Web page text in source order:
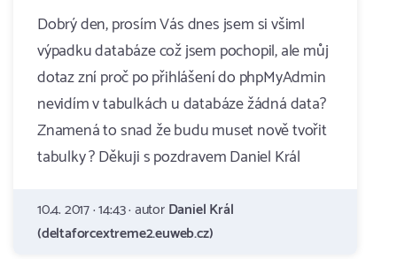
Dobrý den, prosím Vás dnes jsem si všiml
výpadku databáze což jsem pochopil, ale můj
dotaz zní proč po přihlášení do phpMyAdmin
nevidím v tabulkách u databáze žádná data?
Znamená to snad že budu muset nově tvořit
tabulky ? Děkuji s pozdravem Daniel Král
10.4. 2017 · 14:43 · autorDaniel Král
(deltaforcextreme2.euweb.cz)